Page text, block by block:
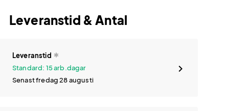
Leveranstid & Antal
Leveranstid
Standard: 15 arb.dagar
Senast fredag 28 augusti